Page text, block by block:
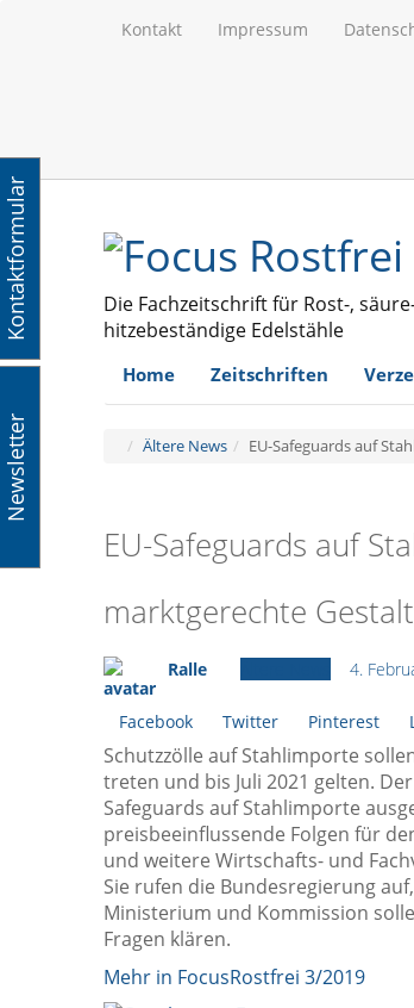
Kontakt Impressum
Die Fachzeitschrift für Rost-,
hitzebeständige Edelstähle
Home Zeitschriften
Ältere News EU-Safeguards auf
EU-Safeguards auf
marktgerechte
Ralle 4.
Facebook Twitter Pinterest
Schutzzölle auf Stahlimporte
treten und bis Juli 2021 gelten.
Safeguards auf Stahlimporte
preisbeeinflussende Folgen für
und weitere Wirtschafts- und
Sie rufen die Bundesregierung
Ministerium und Kommission
Fragen klären.
Mehr in FocusRostfrei 3/2019
Newsletter
Kontaktformular